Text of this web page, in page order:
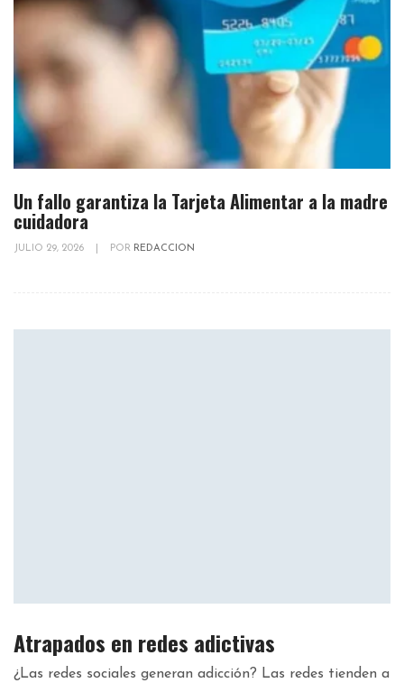
Un fallo garantiza la Tarjeta Alimentar a la madre
cuidadora
JULIO 29, 2026 POR REDACCION
Atrapados en redes adictivas
¿Las redes sociales generan adicción? Las redes tienden a